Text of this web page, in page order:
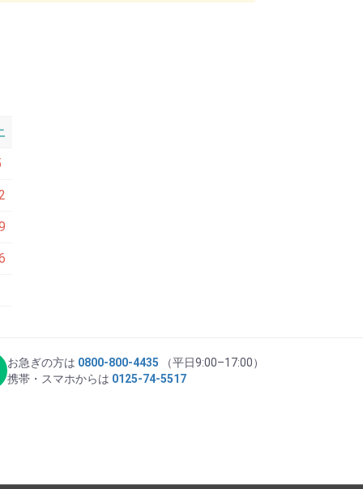
お急ぎの方は 0800-800-4435 （平日9:00–17:00）
携帯・スマホからは 0125-74-5517